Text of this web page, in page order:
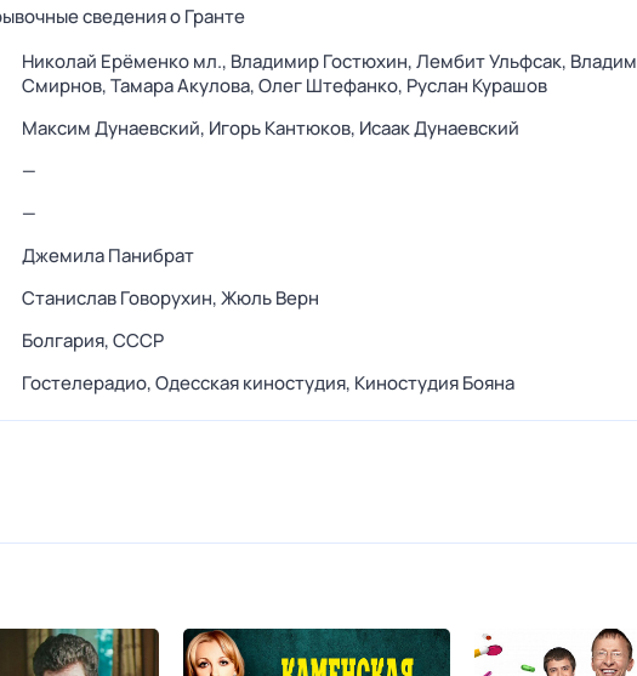
сведения о Гранте
Николай Ерёменко мл., Владимир Гостюхин,Лембит Ульфсак,
Смирнов,Тамара Акулова,Олег Штефанко, Руслан Курашов
Максим Дунаевский, Игорь Кантюков, Исаак Дунаевский
—
—
Джемила Панибрат
Станислав Говорухин,Жюль Верн
Болгария,СССР
Гостелерадио,Одесская киностудия, Киностудия Бояна